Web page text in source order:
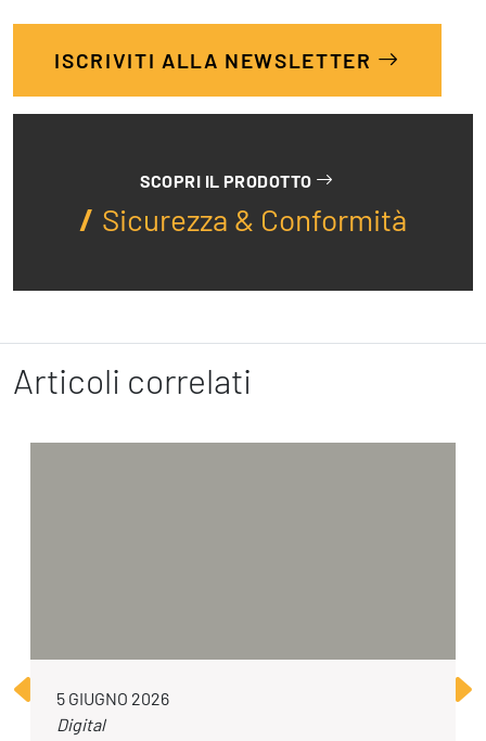
ISCRIVITI ALLA NEWSLETTER
SCOPRI IL PRODOTTO
Sicurezza & Conformità
Articoli correlati
5 GIUGNO 2026
Digital